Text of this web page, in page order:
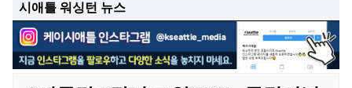
시애틀 워싱턴 뉴스